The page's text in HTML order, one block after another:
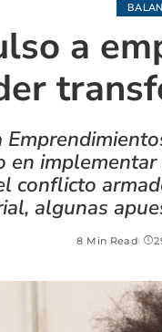
a
conflicto
algunas
8 Min Read